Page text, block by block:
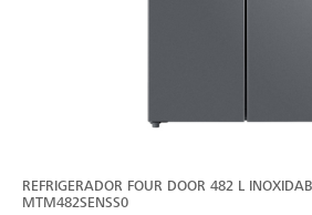
REFRIGERADOR FOUR DOOR 482 L
MTM482SENSS0